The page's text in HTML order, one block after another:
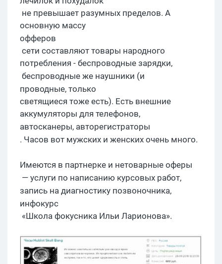
не превышает разумных пределов. А
основную массу
офферов
сети составляют товары народного
потребления - беспроводные зарядки,
беспроводные же наушники (и
проводные, только
светящиеся тоже есть). Есть внешние
аккумуляторы для телефонов,
автосканеры, авторегистраторы
. Часов вот мужских и женских очень много.
Имеются в партнерке и нетоварные оферы
— услуги по написанию курсовых работ,
запись на диагностику позвоночника,
инфокурс
«Школа фокусника Ильи Ларионова».